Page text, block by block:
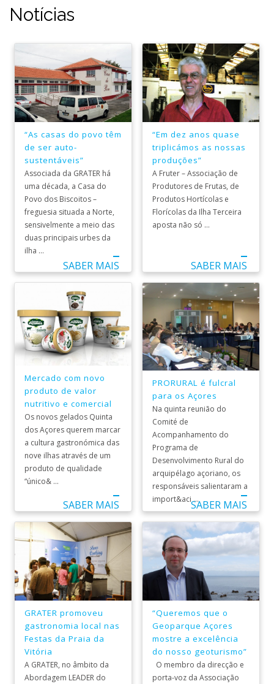
Notícias
“As casas do povo têm
de ser auto-
sustentáveis”
Associada da GRATER há
uma década, a Casa do
Povo dos Biscoitos –
freguesia situada a Norte,
sensivelmente a meio das
duas principais urbes da
ilha ...
SABER MAIS
“Em dez anos quase
triplicámos as nossas
produções”
A Fruter – Associação de
Produtores de Frutas, de
Produtos Hortícolas e
Florícolas da Ilha Terceira
aposta não só ...
SABER MAIS
Mercado com novo
produto de valor
nutritivo e comercial
Os novos gelados Quinta
dos Açores querem marcar
a cultura gastronómica das
nove ilhas através de um
produto de qualidade
“único& ...
SABER MAIS
PRORURAL é fulcral
para os Açores
Na quinta reunião do
Comité de
Acompanhamento do
Programa de
Desenvolvimento Rural do
arquipélago açoriano, os
responsáveis salientaram a
import&aci ...SABER MAIS
GRATER promoveu
gastronomia local nas
Festas da Praia da
Vitória
A GRATER, no âmbito da
Abordagem LEADER do
“Queremos que o
Geoparque Açores
mostre a excelência
do nosso geoturismo”
O membro da direcção e
porta-voz da Associação